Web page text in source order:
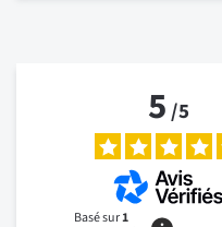
5/5
Basé sur1